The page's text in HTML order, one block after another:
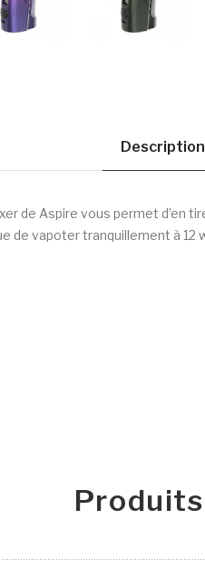
Description
de Aspire vous permet d’en
de vapoter tranquillement à